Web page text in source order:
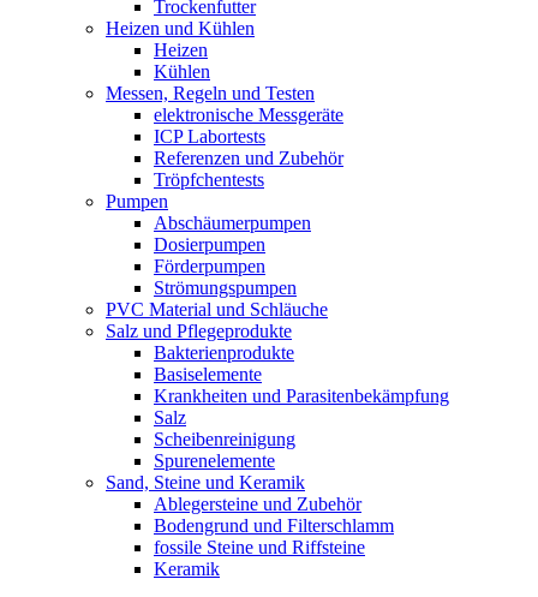
Trockenfutter
Heizen und Kühlen
Heizen
Kühlen
Messen, Regeln und Testen
elektronische Messgeräte
ICP Labortests
Referenzen und Zubehör
Tröpfchentests
Pumpen
Abschäumerpumpen
Dosierpumpen
Förderpumpen
Strömungspumpen
PVC Material und Schläuche
Salz und Pflegeprodukte
Bakterienprodukte
Basiselemente
Krankheiten und Parasitenbekämpfung
Salz
Scheibenreinigung
Spurenelemente
Sand, Steine und Keramik
Ablegersteine und Zubehör
Bodengrund und Filterschlamm
fossile Steine und Riffsteine
Keramik